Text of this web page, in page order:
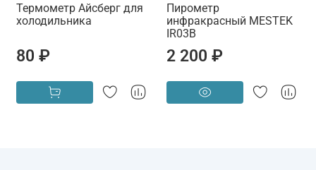
Термометр Айсберг для
холодильника
80 ₽
Пирометр
инфракрасный MESTEK
IR03B
2 200 ₽